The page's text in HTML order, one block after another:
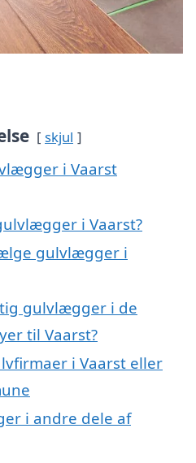
skjul
i Vaarst
i Vaarst?
gulvlægger i
gulvlægger i de
til Vaarst?
i Vaarst eller
i andre dele af